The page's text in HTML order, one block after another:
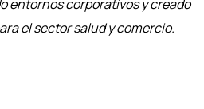
entornos corporativos y creado
el sector salud y comercio.